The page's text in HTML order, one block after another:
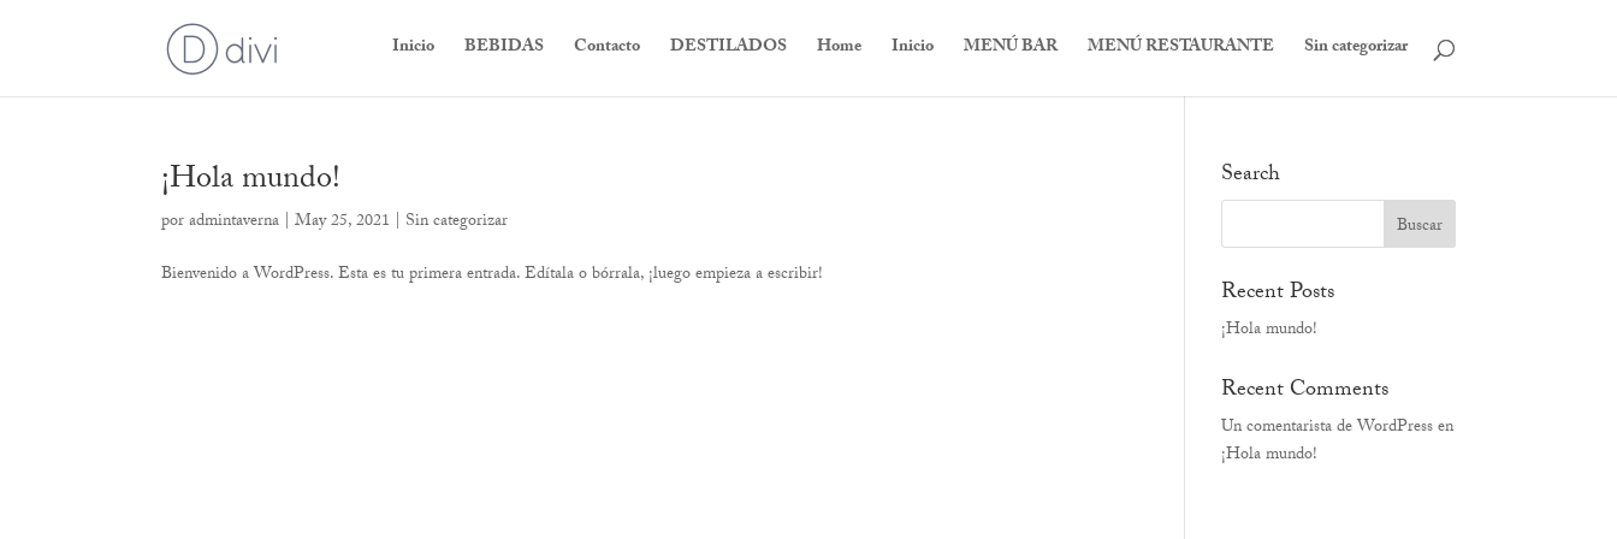
Inicio BEBIDAS Contacto DESTILADOS Home Inicio MENÚ BAR MENÚ RESTAURANTE Sin categorizar
¡Hola mundo!
poradmintaverna |May 25, 2021 | Sin categorizar
Bienvenido a WordPress. Esta es tu primera entrada. Edítala o bórrala, ¡luego empieza a escribir!
Search
Recent Posts
¡Hola mundo!
Recent Comments
Un comentarista de WordPressen
¡Hola mundo!